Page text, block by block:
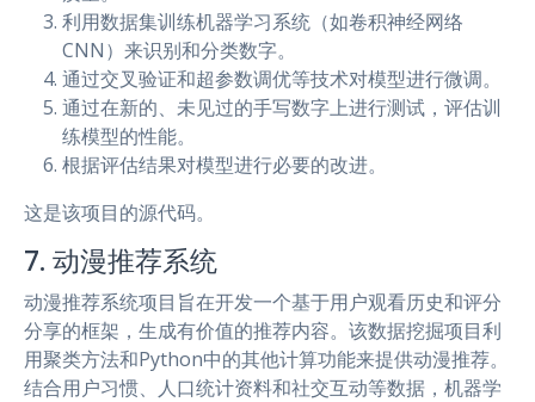
利用数据集训练机器学习系统（如卷积神经网络
CNN）来识别和分类数字。
通过交叉验证和超参数调优等技术对模型进行微调。
通过在新的、未见过的手写数字上进行测试，评估训
练模型的性能。
根据评估结果对模型进行必要的改进。
这是该项目的源代码。
7. 动漫推荐系统
动漫推荐系统项目旨在开发一个基于用户观看历史和评分
分享的框架，生成有价值的推荐内容。该数据挖掘项目利
用聚类方法和Python中的其他计算功能来提供动漫推荐。
结合用户习惯、人口统计资料和社交互动等数据，机器学